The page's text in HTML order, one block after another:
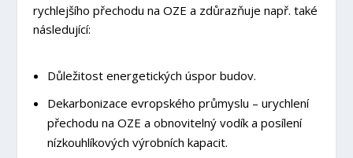
rychlejšího přechodu na OZE a zdůrazňuje např. také
následující:
Důležitost energetických úspor budov.
Dekarbonizace evropského průmyslu – urychlení
přechodu na OZE a obnovitelný vodík a posílení
nízkouhlíkových výrobních kapacit.